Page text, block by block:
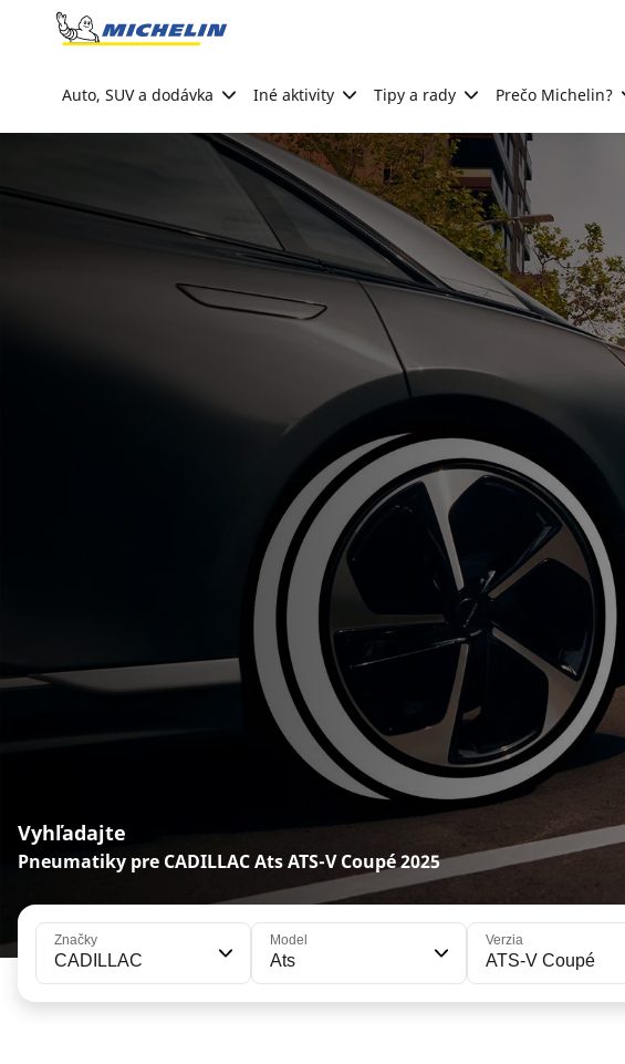
Go to page content
Auto, SUV a dodávka Iné aktivity Tipy a rady Prečo Michelin?
Vyhľadajte
Pneumatiky pre CADILLAC Ats ATS-V Coupé 2025
Značky
CADILLAC
Model
Ats
Verzia
ATS-V Coupé